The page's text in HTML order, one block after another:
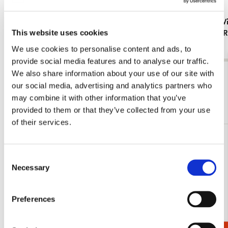
This website uses cookies
We use cookies to personalise content and ads, to
provide social media features and to analyse our traffic.
We also share information about your use of our site with
our social media, advertising and analytics partners who
may combine it with other information that you’ve
provided to them or that they’ve collected from your use
of their services.
Selection
Necessary
Preferences
Harmen van Straaten
€ 9,99
Dienblad:
Collection
€ 19,99
Bekijk alles van Dieren
Meer van Cadeau voor haar
verlanglijst